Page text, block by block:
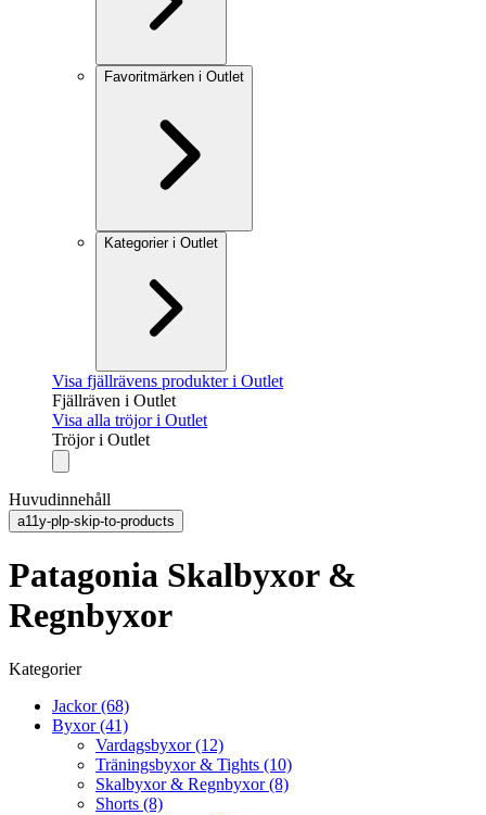
Favoritmärken i Outlet
Kategorier i Outlet
Visa fjällrävens produkter i Outlet
Fjällräven i Outlet
Visa alla tröjor i Outlet
Tröjor i Outlet
Huvudinnehåll
a11y-plp-skip-to-products
Patagonia Skalbyxor &
Regnbyxor
Kategorier
Jackor (68)
Byxor (41)
Vardagsbyxor (12)
Träningsbyxor & Tights (10)
Skalbyxor & Regnbyxor (8)
Shorts (8)